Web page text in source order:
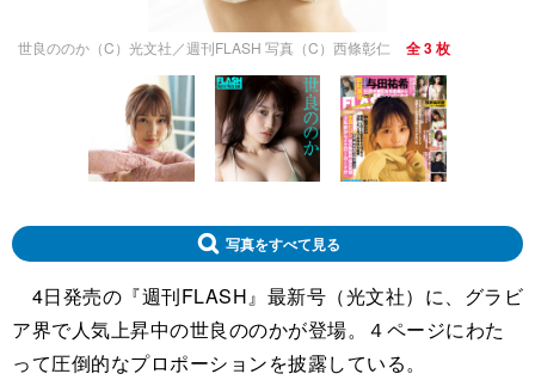
世良ののか（C）光文社／週刊FLASH 写真（C）西條彰仁 全 3 枚
写真をすべて見る
4日発売の『週刊FLASH』最新号（光文社）に、グラビ
ア界で人気上昇中の世良ののかが登場。４ページにわた
って圧倒的なプロポーションを披露している。